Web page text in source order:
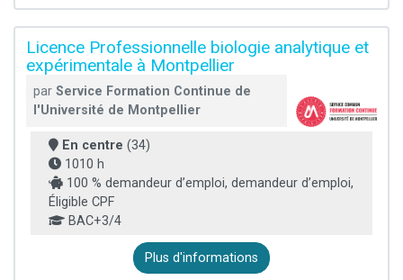
Licence Professionnelle biologie analytique et
expérimentale à Montpellier
par Service Formation Continue de
l'Université de Montpellier
En centre (34)
1010 h
100 % demandeur d’emploi, demandeur d’emploi,
Éligible CPF
BAC+3/4
Plus d'informations